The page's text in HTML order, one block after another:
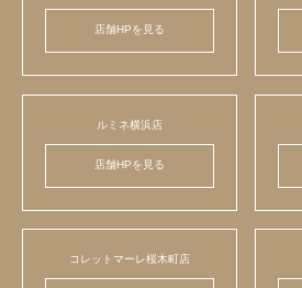
店舗HPを見る
ルミネ横浜店
店舗HPを見る
コレットマーレ桜木町店